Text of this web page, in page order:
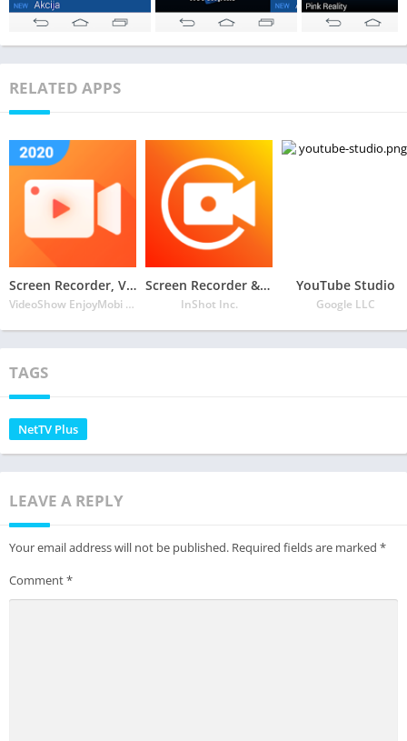
RELATED APPS
Screen Recorder, Video Recorder, V Recorder Editor
VideoShow EnjoyMobi Video Editor & Video Maker Inc
Screen Recorder & Video Recorder – XRecorder
InShot Inc.
YouTube Studio
Google LLC
TAGS
NetTV Plus
LEAVE A REPLY
Your email address will not be published. Required fields are marked *
Comment*